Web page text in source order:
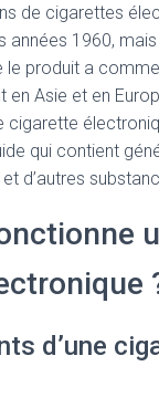
de cigarettes
années 1960,
le produit a
en Asie et en
cigarette
qui contient
d’autres
d’une